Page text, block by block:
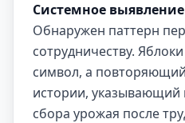
Системное
Обнаружен паттерн
сотрудничеству.
символ, а
истории, указывающий
сбора урожая после